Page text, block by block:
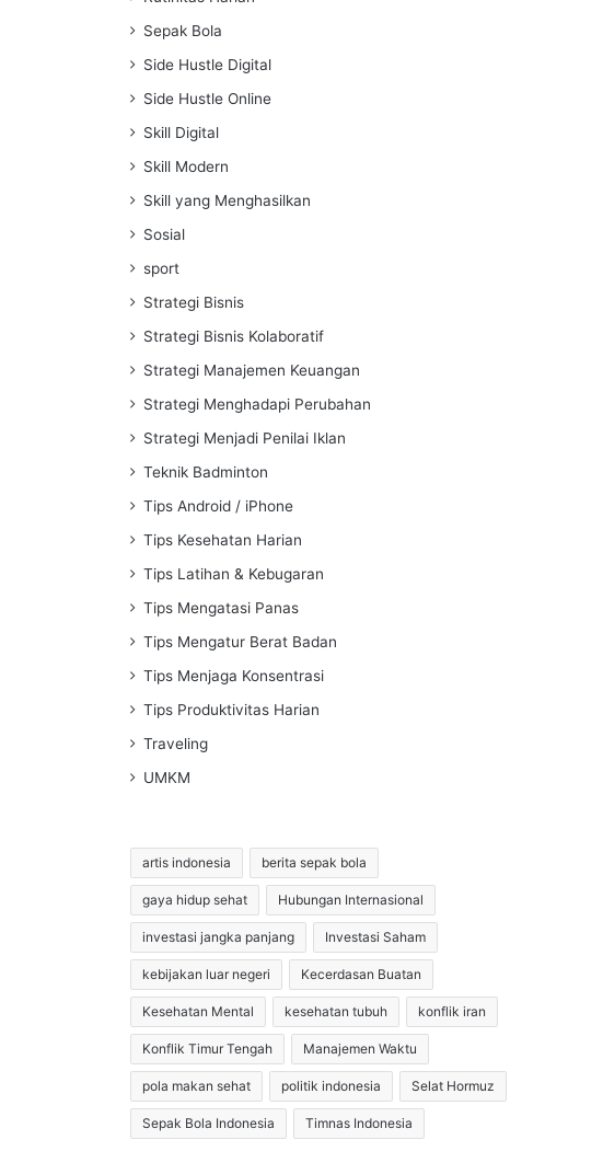
Sepak Bola
Side Hustle Digital
Side Hustle Online
Skill Digital
Skill Modern
Skill yang Menghasilkan
Sosial
sport
Strategi Bisnis
Strategi Bisnis Kolaboratif
Strategi Manajemen Keuangan
Strategi Menghadapi Perubahan
Strategi Menjadi Penilai Iklan
Teknik Badminton
Tips Android / iPhone
Tips Kesehatan Harian
Tips Latihan & Kebugaran
Tips Mengatasi Panas
Tips Mengatur Berat Badan
Tips Menjaga Konsentrasi
Tips Produktivitas Harian
Traveling
UMKM
artis indonesia berita sepak bola
gaya hidup sehat Hubungan Internasional
investasi jangka panjang Investasi Saham
kebijakan luar negeri Kecerdasan Buatan
Kesehatan Mental kesehatan tubuh konflik iran
Konflik Timur Tengah Manajemen Waktu
pola makan sehat politik indonesia Selat Hormuz
Sepak Bola Indonesia Timnas Indonesia